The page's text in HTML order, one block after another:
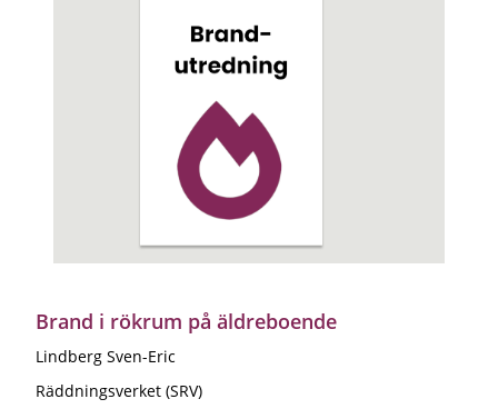
Brand i rökrum på äldreboende
Lindberg Sven-Eric
Räddningsverket (SRV)